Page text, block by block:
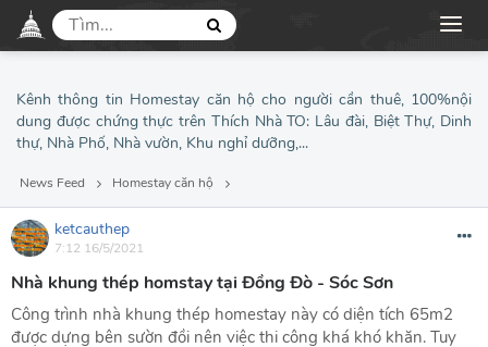
Kênh thông tin Homestay căn hộ cho người cần thuê, 100%nội
dung được chứng thực trên Thích Nhà TO: Lâu đài, Biệt Thự, Dinh
thự, Nhà Phố, Nhà vườn, Khu nghỉ dưỡng,...
News Feed Homestay căn hộ
ketcauthep
7:12 16/5/2021
Nhà khung thép homstay tại Đồng Đò - Sóc Sơn
Công trình nhà khung thép homestay này có diện tích 65m2
được dựng bên sườn đồi nên việc thi công khá khó khăn. Tuy